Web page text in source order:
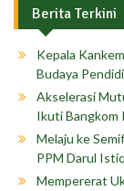
Berita Terkini
Kepala
Budaya
Akselerasi
Ikuti Bangkom
Melaju ke
PPM Darul
Mempererat